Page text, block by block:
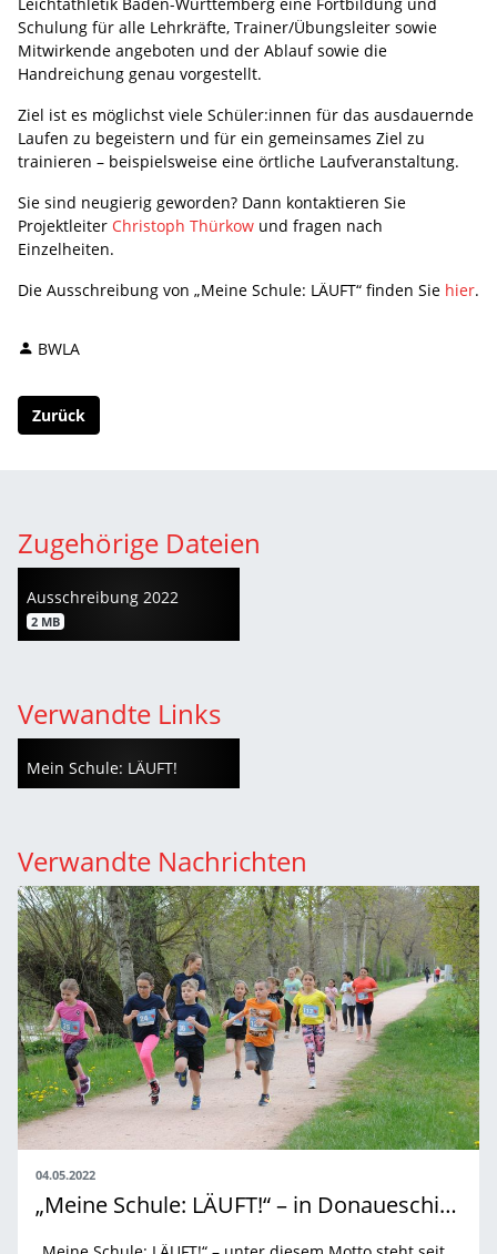
Schulung für alle Lehrkräfte, Trainer/Übungsleiter sowie
Mitwirkende angeboten und der Ablauf sowie die
Handreichung genau vorgestellt.
Ziel ist es möglichst viele Schüler:innen für das ausdauernde
Laufen zu begeistern und für ein gemeinsames Ziel zu
trainieren – beispielsweise eine örtliche Laufveranstaltung.
Sie sind neugierig geworden? Dann kontaktieren Sie
Projektleiter Christoph Thürkow und fragen nach
Einzelheiten.
Die Ausschreibung von „Meine Schule: LÄUFT“ finden Sie hier.
BWLA
Zurück
Zugehörige Dateien
Ausschreibung 2022
2 MB
Verwandte Links
Mein Schule: LÄUFT!
Verwandte Nachrichten
04.05.2022
„Meine Schule: LÄUFT!“ – in Donaueschingen